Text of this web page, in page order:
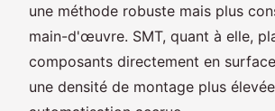
une méthode robuste mais plus
main-d'œuvre. SMT, quant à elle,
composants directement en
une densité de montage plus